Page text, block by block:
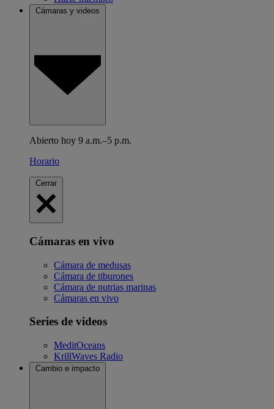
Cámaras y videos
Abierto hoy 9 a.m.–5 p.m.
Horario
Cerrar
Cámaras en vivo
Cámara de medusas
Cámara de tiburones
Cámara de nutrias marinas
Cámaras en vivo
Series de videos
MeditOceans
KrillWaves Radio
Cambio e impacto